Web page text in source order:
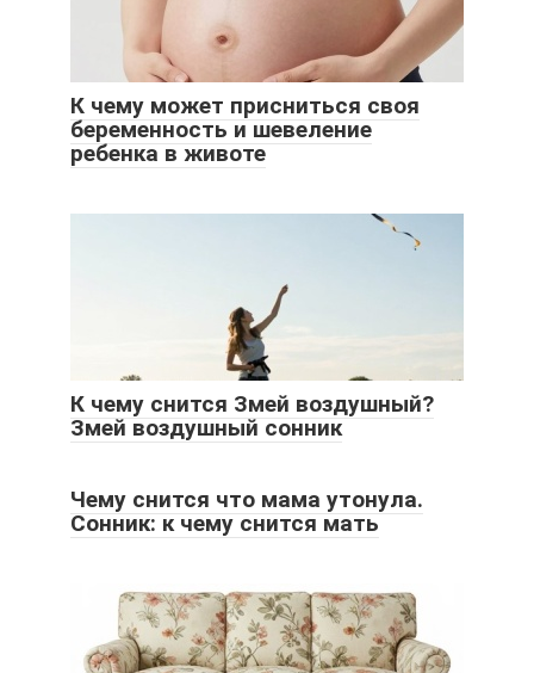
К чему может присниться своя
беременность и шевеление
ребенка в животе
К чему снится Змей воздушный?
Змей воздушный сонник
Чему снится что мама утонула.
Сонник: к чему снится мать